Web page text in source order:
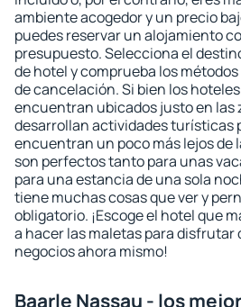
ambiente acogedor y un precio
puedes reservar un alojamiento
presupuesto. Selecciona el
de hotel y comprueba los
de cancelación. Si bien los
encuentran ubicados justo en las
desarrollan actividades turísticas
encuentran un poco más lejos de
son perfectos tanto para unas
para una estancia de una sola
tiene muchas cosas que ver y
obligatorio. ¡Escoge el hotel que
a hacer las maletas para disfrutar
negocios ahora mismo!
Baarle Nassau - los